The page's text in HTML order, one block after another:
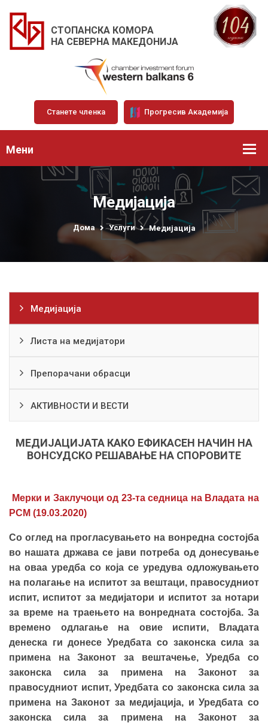
СТОПАНСКА КОМОРА
НА СЕВЕРНА МАКЕДОНИЈА
Станете членка Прогресив Академија
Мени
Медијација
Дома Услуги Медијација
Медијација
Листа на медијатори
Препорачани обрасци
АКТИВНОСТИ И ВЕСТИ
МЕДИЈАЦИЈАТА КАКО ЕФИКАСЕН НАЧИН НА
ВОНСУДСКО РЕШАВАЊЕ НА СПОРОВИТЕ
Мерки и Заклучоци од 23-та седница на Владата на
РСМ (19.03.2020)
Со оглед на прогласувањето на вонредна состојба
во нашата држава се јави потреба од донесување
на оваа уредба со која се уредува одложувањето
на полагање на испитот за вештаци, правосудниот
испит, испитот за медијатори и испитот за нотари
за време на траењето на вонредната состојба. За
времено одлагање на овие испити, Владата
денеска ги донесе Уредбата со законска сила за
примена на Законот за вештачење, Уредба со
законска сила за примена на Законот за
правосудниот испит, Уредбата со законска сила за
примена на Законот за медијација, и Уредбата со
законска сила за примена на Законот за